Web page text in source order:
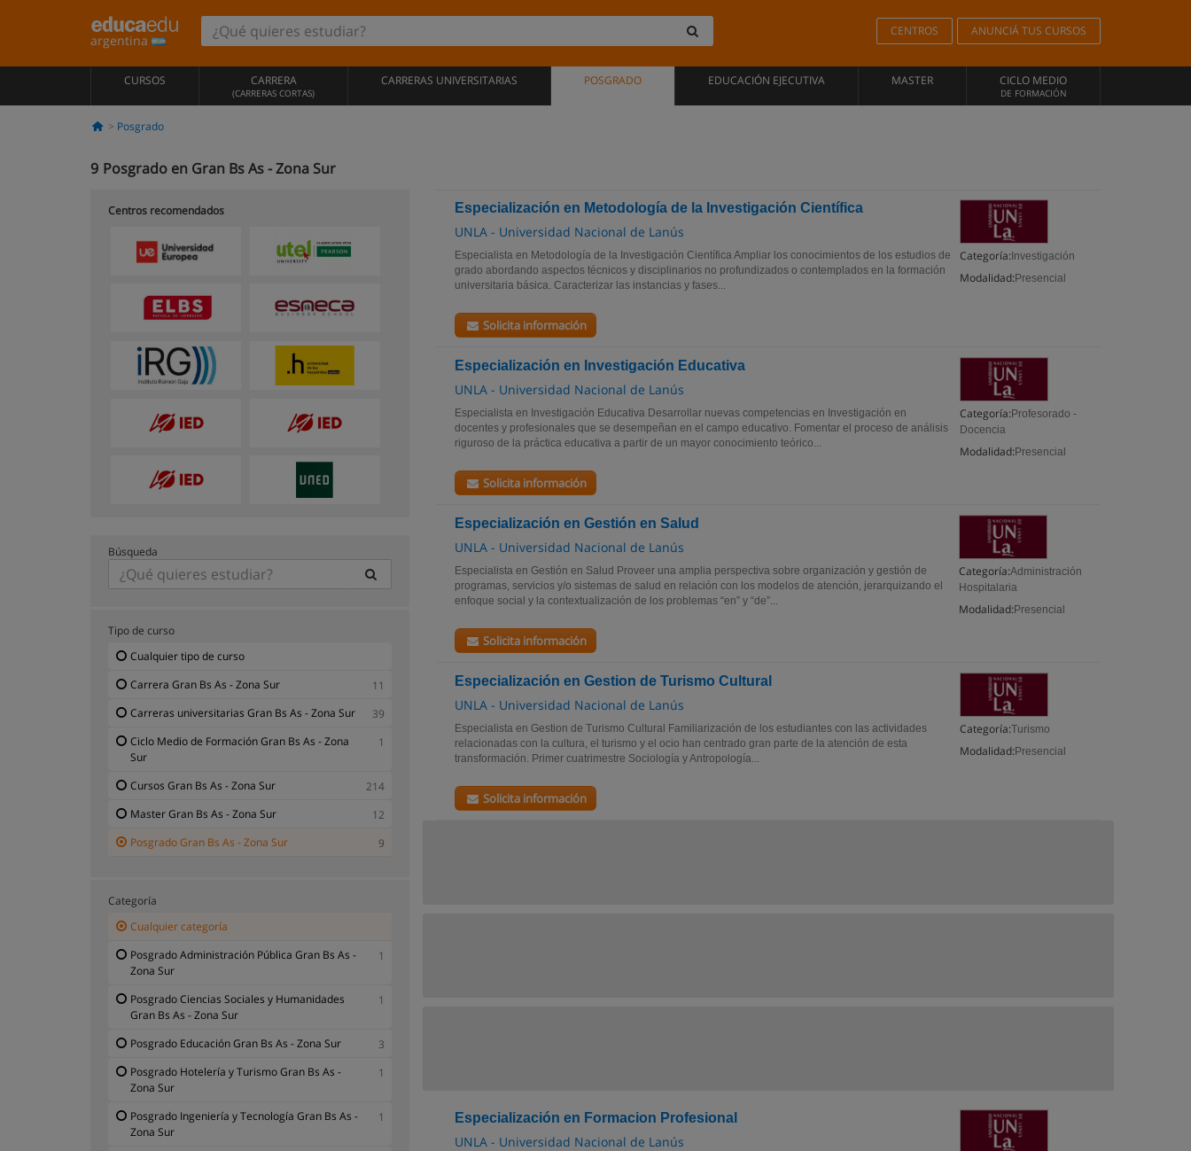
argentina
CENTROS ANUNCIÁ TUS CURSOS
CURSOS CARRERA
(CARRERAS CORTAS)
CARRERAS UNIVERSITARIAS POSGRADO EDUCACIÓN EJECUTIVA MASTER CICLO MEDIO
DE FORMACIÓN
Posgrado
9 Posgrado en Gran Bs As - Zona Sur
Especialización en Metodología de la Investigación Científica
UNLA - Universidad Nacional de Lanús
Categoría: Investigación
Modalidad: Presencial
Especialista en Metodología de la Investigación Científica Ampliar los conocimientos de los estudios de
grado abordando aspectos técnicos y disciplinarios no profundizados o contemplados en la formación
universitaria básica. Caracterizar las instancias y fases...
Solicita información
Especialización en Investigación Educativa
UNLA - Universidad Nacional de Lanús
Categoría: Profesorado -
Docencia
Modalidad: Presencial
Especialista en Investigación Educativa Desarrollar nuevas competencias en Investigación en
docentes y profesionales que se desempeñan en el campo educativo. Fomentar el proceso de análisis
riguroso de la práctica educativa a partir de un mayor conocimiento teórico...
Solicita información
Especialización en Gestión en Salud
UNLA - Universidad Nacional de Lanús
Categoría:Administración
Hospitalaria
Modalidad: Presencial
Especialista en Gestión en Salud Proveer una amplia perspectiva sobre organización y gestión de
programas, servicios y/o sistemas de salud en relación con los modelos de atención, jerarquizando el
enfoque social y la contextualización de los problemas “en” y “de”...
Solicita información
Especialización en Gestion de Turismo Cultural
UNLA - Universidad Nacional de Lanús
Categoría:Turismo
Modalidad: Presencial
Especialista en Gestion de Turismo Cultural Familiarización de los estudiantes con las actividades
relacionadas con la cultura, el turismo y el ocio han centrado gran parte de la atención de esta
transformación. Primer cuatrimestre Sociología y Antropología...
Solicita información
Especialización en Formacion Profesional
UNLA - Universidad Nacional de Lanús
Centros recomendados
Búsqueda
Tipo de curso
Cualquier tipo de curso
Carrera Gran Bs As - Zona Sur
11
Carreras universitarias Gran Bs As - Zona Sur
39
Ciclo Medio de Formación Gran Bs As - Zona
Sur
1
Cursos Gran Bs As - Zona Sur
214
Master Gran Bs As - Zona Sur
12
Posgrado Gran Bs As - Zona Sur
9
Categoría
Cualquier categoría
Posgrado Administración Pública Gran Bs As -
Zona Sur
1
Posgrado Ciencias Sociales y Humanidades
Gran Bs As - Zona Sur
1
Posgrado Educación Gran Bs As - Zona Sur
3
Posgrado Hotelería y Turismo Gran Bs As -
Zona Sur
1
Posgrado Ingeniería y Tecnología Gran Bs As -
Zona Sur
1